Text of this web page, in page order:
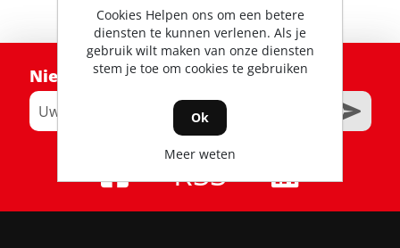
Nieuwsbrief
RSS
Cookies Helpen ons om een betere
diensten te kunnen verlenen. Als je
gebruik wilt maken van onze diensten
stem je toe om cookies te gebruiken
Ok
Meer weten